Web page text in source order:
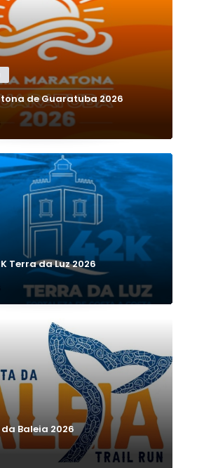
de Guaratuba 2026
Terra da Luz 2026
Baleia 2026